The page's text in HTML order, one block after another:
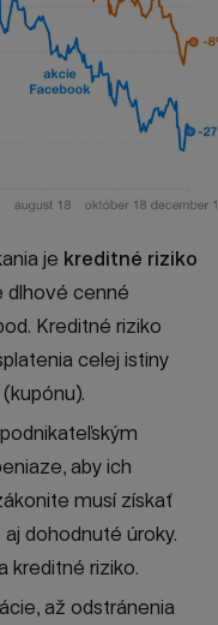
je kreditné riziko
dlhové cenné
Kreditné riziko
celej istiny
aby ich
musí získať
dohodnuté úroky.
kreditné riziko.
až odstránenia